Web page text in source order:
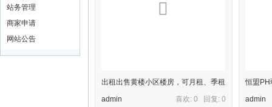
站务管理
商家申请
网站公告
出租出售黄楼小区楼房，可月租、季租
喜欢: 0 回复: 0
admin
恒盟PH
admin